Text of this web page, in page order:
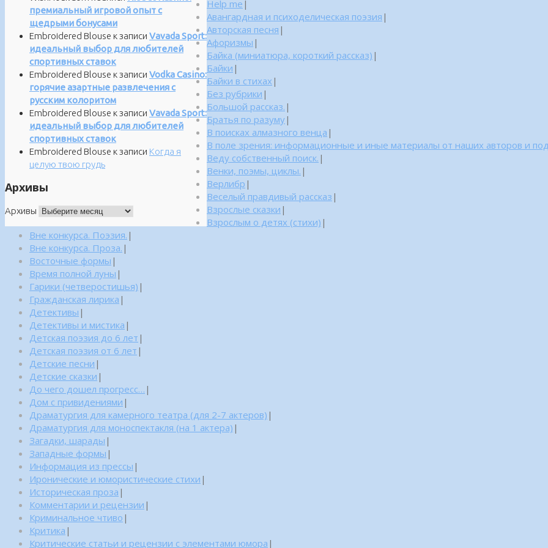
премиальный игровой опыт с
щедрыми бонусами
Embroidered Blouse к записи Vavada Sport:
идеальный выбор для любителей
спортивных ставок
Embroidered Blouse к записи Vodka Casino:
горячие азартные развлечения с
русским колоритом
Embroidered Blouse к записи Vavada Sport:
идеальный выбор для любителей
спортивных ставок
Embroidered Blouse к записи Когда я
целую твою грудь
Архивы
Архивы
Help me |
Авангардная и психоделическая поэзия |
Авторская песня |
Афоризмы |
Байка (миниатюра, короткий рассказ) |
Байки |
Байки в стихах |
Без рубрики |
Большой рассказ. |
Братья по разуму|
В поисках алмазного венца |
В поле зрения: информационные и иные материалы от наших авторов и
Веду собственный поиск. |
Венки, поэмы, циклы. |
Верлибр |
Веселый правдивый рассказ |
Взрослые сказки |
Взрослым о детях (стихи) |
Вне конкурса. Поэзия. |
Вне конкурса. Проза. |
Восточные формы |
Время полной луны |
Гарики (четверостишья) |
Гражданская лирика |
Детективы |
Детективы и мистика |
Детская поэзия до 6 лет |
Детская поэзия от 6 лет |
Детские песни |
Детские сказки |
До чего дошел прогресс… |
Дом с привидениями |
Драматургия для камерного театра (для 2-7 актеров) |
Драматургия для моноспектакля (на 1 актера) |
Загадки, шарады |
Западные формы |
Информация из прессы |
Иронические и юмористические стихи |
Историческая проза |
Комментарии и рецензии |
Криминальное чтиво |
Критика |
Критические статьи и рецензии с элементами юмора |